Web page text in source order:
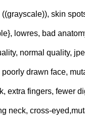
skin
lowres, bad
normal quality,
drawn face,
extra fingers, fewer
neck, cross-